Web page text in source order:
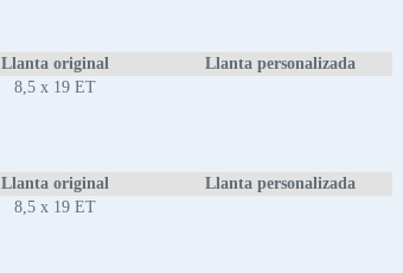
Llanta original
Llanta personalizada
8,5 x 19 ET
Llanta original
Llanta personalizada
8,5 x 19 ET